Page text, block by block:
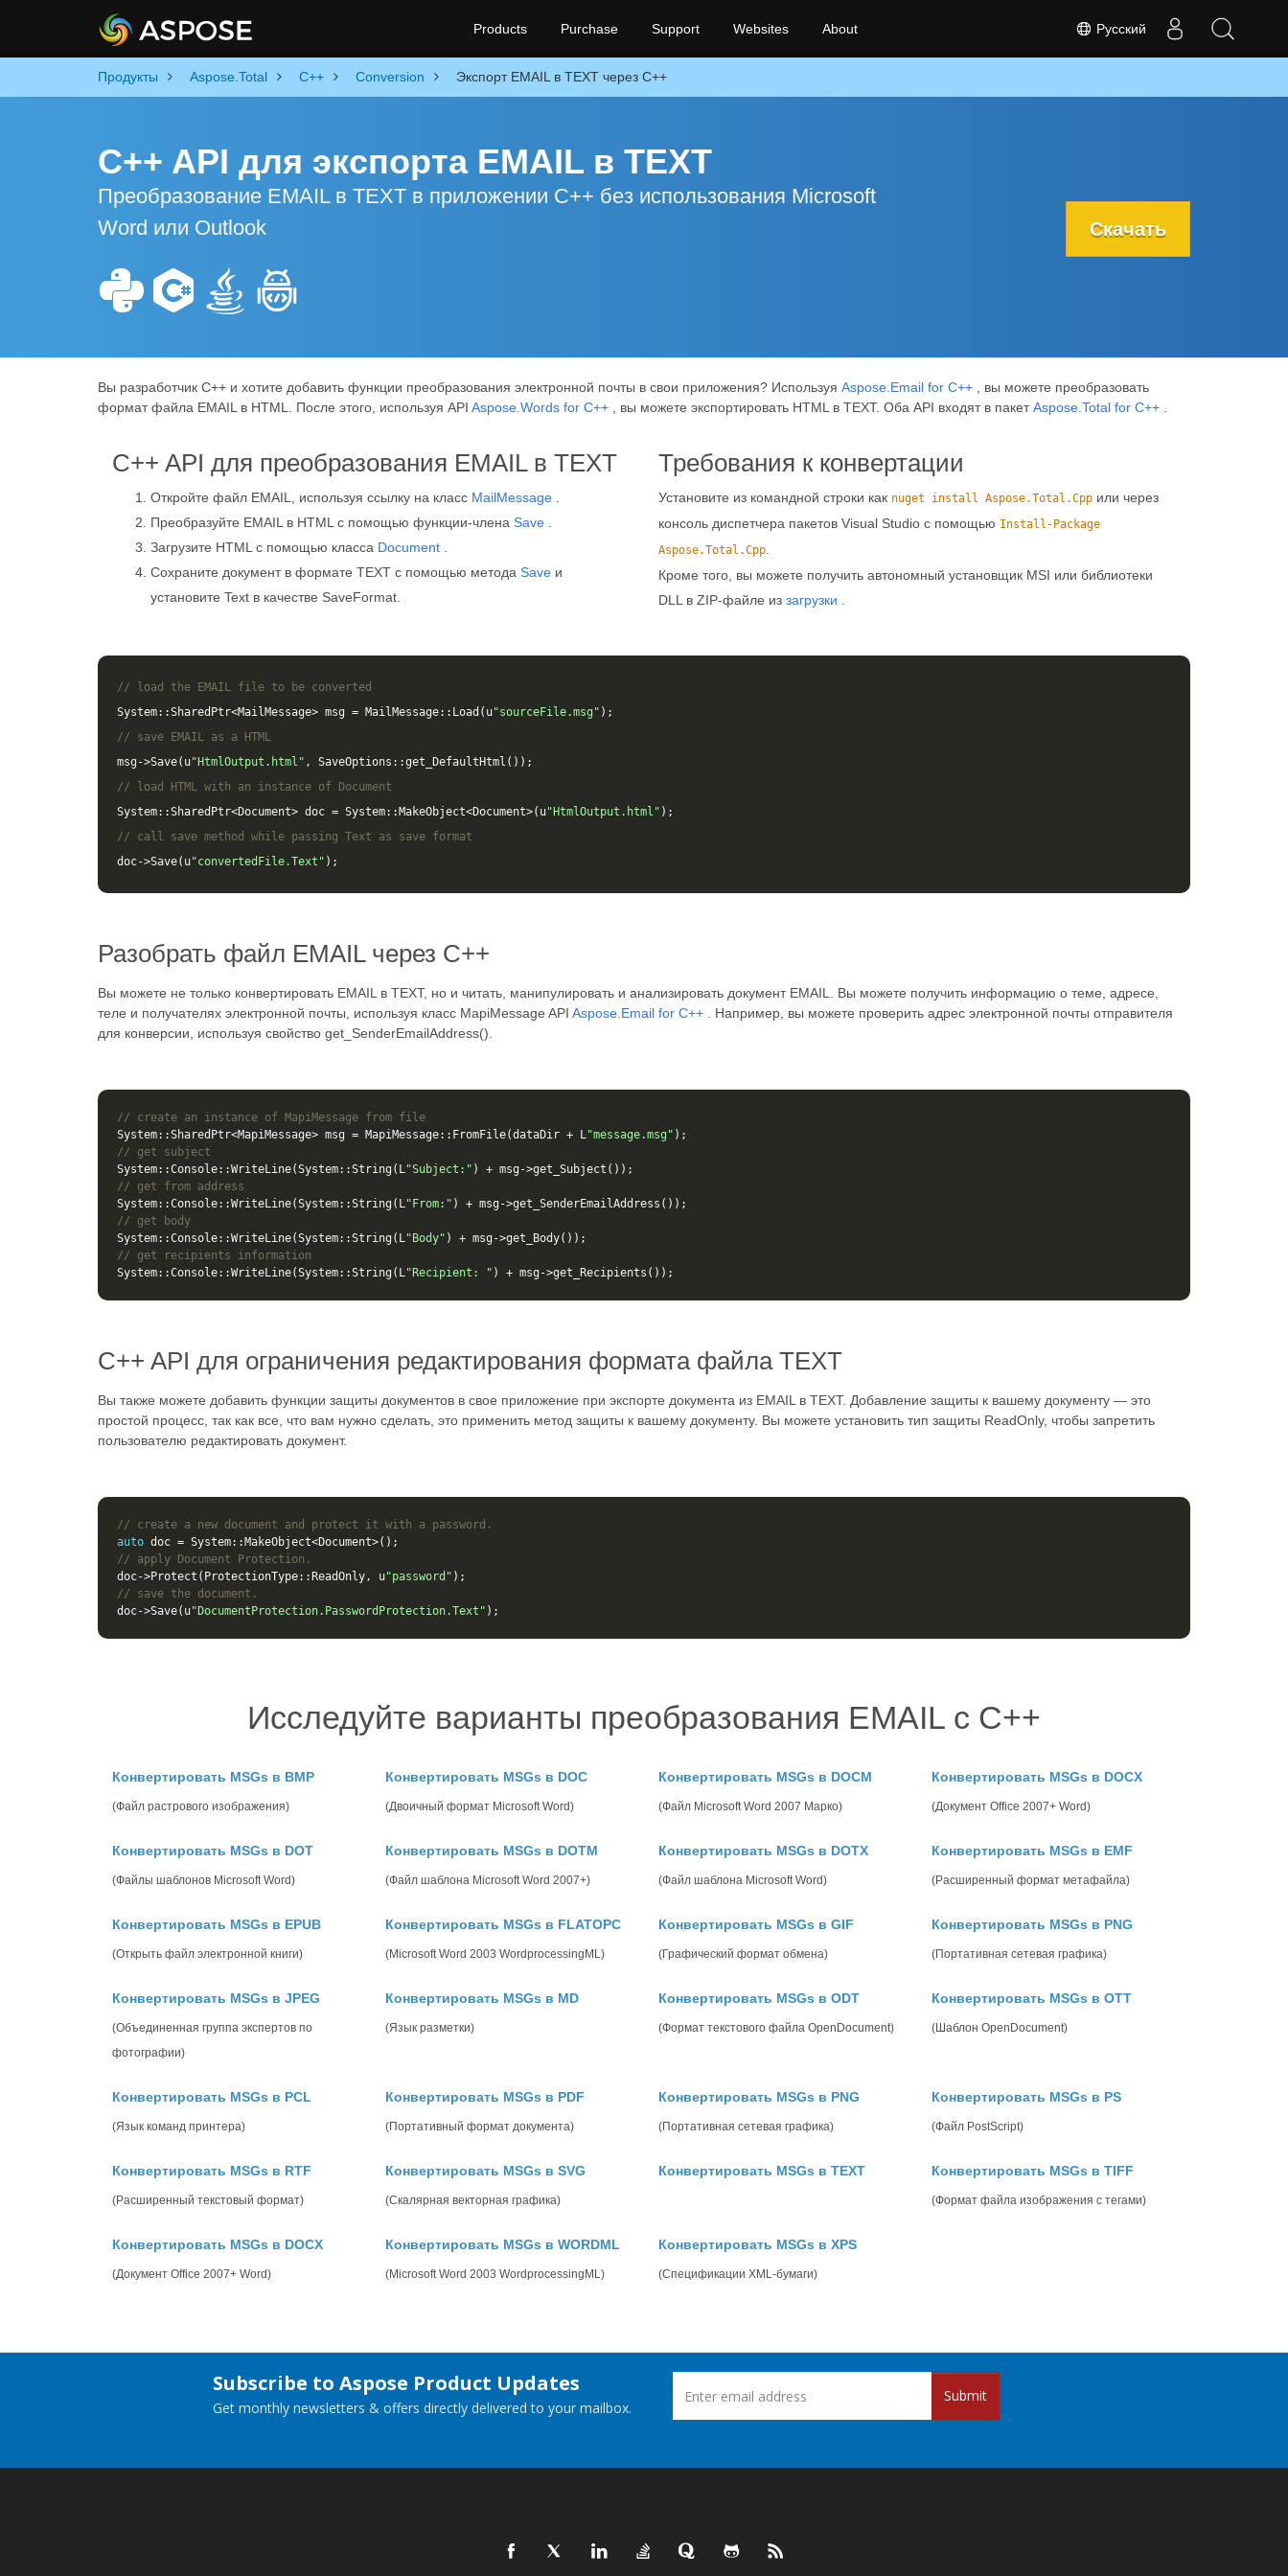
Русский
Products Purchase Support Websites About
Продукты Aspose.Total C++ Conversion Экспорт EMAIL в TEXT через C++
C++ API для экспорта EMAIL в TEXT
Преобразование EMAIL в TEXT в приложении C++ без использования Microsoft
Word или Outlook
Скачать
Вы разработчик C++ и хотите добавить функции преобразования электронной почты в свои приложения? Используя Aspose.Email for C++ , вы можете преобразовать
формат файла EMAIL в HTML. После этого, используя API Aspose.Words for C++ , вы можете экспортировать HTML в TEXT. Оба API входят в пакетAspose.Total for C++
C++ API для преобразования EMAIL в TEXT
Откройте файл EMAIL, используя ссылку на класс MailMessage
Преобразуйте EMAIL в HTML с помощью функции-члена Save
Загрузите HTML с помощью класса Document
Сохраните документ в формате TEXT с помощью метода Save и
установите Text в качестве SaveFormat.
Требования к конвертации
Установите из командной строки как nuget install Aspose.Total.Cpp или через
консоль диспетчера пакетов Visual Studio с помощью Install-Package
Aspose.Total.Cpp
Кроме того, вы можете получить автономный установщик MSI или библиотеки
DLL в ZIP-файле из загрузки
// load the EMAIL file to be converted
System::SharedPtr<MailMessage> msg = MailMessage:: Load ( u"sourceFile.msg" );
// save EMAIL as a HTML
msg ->Save( u"HtmlOutput.html" , SaveOptions ::get_DefaultHtml ());
// load HTML with an instance of Document
System::SharedPtr<Document> doc = System:: MakeObject<Document>( u"HtmlOutput.html" );
// call save method while passing Text as save format
doc->Save( u"convertedFile.Text" );
Разобрать файл EMAIL через C++
Вы можете не только конвертировать EMAIL в TEXT, но и читать, манипулировать и анализировать документ EMAIL. Вы можете получить информацию о теме, адресе,
теле и получателях электронной почты, используя класс MapiMessage API Aspose.Email for C++ . Например, вы можете проверить адрес электронной почты отправителя
для конверсии, используя свойство get_SenderEmailAddress().
// create an instance of MapiMessage from file
System::SharedPtr<MapiMessage> msg = MapiMessage:: FromFile(dataDir + L"message.msg" );
// get subject
System::Console::WriteLine(System::String ( L"Subject:" ) + msg ->get_Subject ());
// get from address
System::Console::WriteLine(System::String ( L"From:" ) + msg ->get_SenderEmailAddress ());
// get body
System::Console::WriteLine(System::String ( L"Body" ) + msg ->get_Body());
// get recipients information
System::Console::WriteLine(System::String ( L"Recipient: " ) + msg ->get_Recipients ());
C++ API для ограничения редактирования формата файла TEXT
Вы также можете добавить функции защиты документов в свое приложение при экспорте документа из EMAIL в TEXT. Добавление защиты к вашему документу — это
простой процесс, так как все, что вам нужно сделать, это применить метод защиты к вашему документу. Вы можете установить тип защиты ReadOnly, чтобы запретить
пользователю редактировать документ.
// create a new document and protect it with a password.
auto doc = System:: MakeObject<Document>();
// apply Document Protection.
doc->Protect ( ProtectionType:: ReadOnly, u"password" );
// save the document.
doc->Save( u"DocumentProtection.PasswordProtection.Text" );
Исследуйте варианты преобразования EMAIL с C++
Конвертировать MSGs в BMP
(Файл растрового изображения)
Конвертировать MSGs в DOC
(Двоичный формат Microsoft Word)
Конвертировать MSGs в DOCM
(Файл Microsoft Word 2007 Марко)
Конвертировать MSGs в DOCX
(Документ Office 2007+ Word)
Конвертировать MSGs в DOT
(Файлы шаблонов Microsoft Word)
Конвертировать MSGs в DOTM
(Файл шаблона Microsoft Word 2007+)
Конвертировать MSGs в DOTX
(Файл шаблона Microsoft Word)
Конвертировать MSGs в EMF
(Расширенный формат метафайла)
Конвертировать MSGs в EPUB
(Открыть файл электронной книги)
Конвертировать MSGs в FLATOPC
(Microsoft Word 2003 WordprocessingML)
Конвертировать MSGs в GIF
(Графический формат обмена)
Конвертировать MSGs в PNG
(Портативная сетевая графика)
Конвертировать MSGs в JPEG
(Объединенная группа экспертов по
фотографии)
Конвертировать MSGs в MD
(Язык разметки)
Конвертировать MSGs в ODT
(Формат текстового файла OpenDocument)
Конвертировать MSGs в OTT
(Шаблон OpenDocument)
Конвертировать MSGs в PCL
(Язык команд принтера)
Конвертировать MSGs в PDF
(Портативный формат документа)
Конвертировать MSGs в PNG
(Портативная сетевая графика)
Конвертировать MSGs в PS
(Файл PostScript)
Конвертировать MSGs в RTF
(Расширенный текстовый формат)
Конвертировать MSGs в SVG
(Скалярная векторная графика)
Конвертировать MSGs в TEXT Конвертировать MSGs в TIFF
(Формат файла изображения с тегами)
Конвертировать MSGs в DOCX
(Документ Office 2007+ Word)
Конвертировать MSGs в WORDML
(Microsoft Word 2003 WordprocessingML)
Конвертировать MSGs в XPS
(Спецификации XML-бумаги)
Subscribe to Aspose Product Updates
Get monthly newsletters & offers directly delivered to your mailbox.
Submit